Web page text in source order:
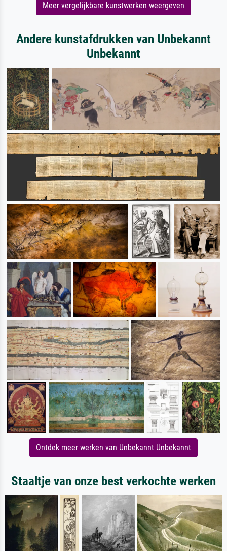
Meer vergelijkbare kunstwerken weergeven
Andere kunstafdrukken van Unbekannt
Unbekannt
Ontdek meer werken van Unbekannt Unbekannt
Staaltje van onze best verkochte werken